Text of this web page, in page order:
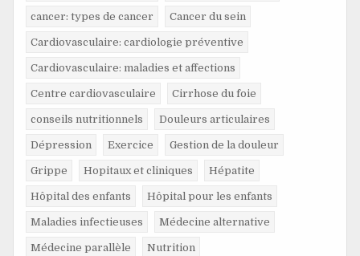
cancer: types de cancer Cancer du sein
Cardiovasculaire: cardiologie préventive
Cardiovasculaire: maladies et affections
Centre cardiovasculaire Cirrhose du foie
conseils nutritionnels Douleurs articulaires
Dépression Exercice Gestion de la douleur
Grippe Hopitaux et cliniques Hépatite
Hôpital des enfants Hôpital pour les enfants
Maladies infectieuses Médecine alternative
Médecine parallèle Nutrition